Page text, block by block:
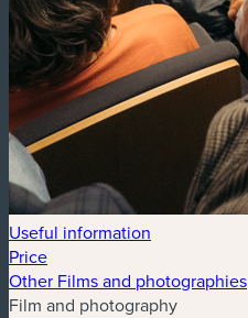
Useful information
Price
Other Films and photographies
Film and photography